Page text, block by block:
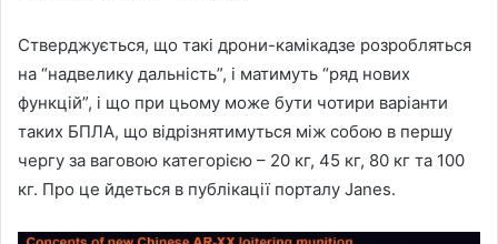
Стверджується, що такі дрони-камікадзе розробляться
на “надвелику дальність”, і матимуть “ряд нових
функцій”, і що при цьому може бути чотири варіанти
таких БПЛА, що відрізнятимуться між собою в першу
чергу за ваговою категорією – 20 кг, 45 кг, 80 кг та 100
кг. Про це йдеться в публікації порталу Janes.